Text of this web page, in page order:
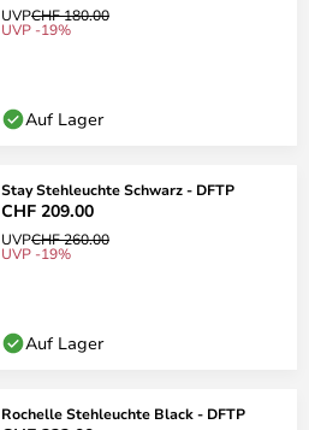
UVPCHF 180.00
UVP -19%
Auf Lager
Stay Stehleuchte Schwarz - DFTP
CHF 209.00
UVPCHF 260.00
UVP -19%
Auf Lager
Rochelle Stehleuchte Black - DFTP